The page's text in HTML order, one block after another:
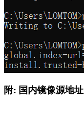
附: 国内镜像源地址